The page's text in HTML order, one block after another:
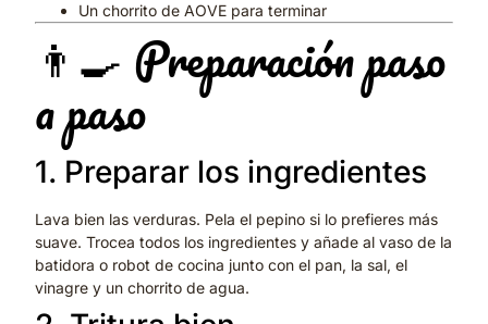
Un chorrito de AOVE para terminar
👨‍🍳 Preparación paso
a paso
1. Preparar los ingredientes
Lava bien las verduras. Pela el pepino si lo prefieres más
suave. Trocea todos los ingredientes y añade al vaso de la
batidora o robot de cocina junto con el pan, la sal, el
vinagre y un chorrito de agua.